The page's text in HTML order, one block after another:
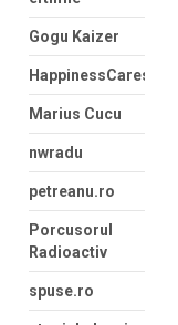
Gogu Kaizer
HappinessCaress
Marius Cucu
nwradu
petreanu.ro
Porcusorul
Radioactiv
spuse.ro